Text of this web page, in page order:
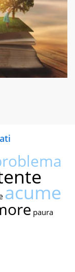
acume
paura